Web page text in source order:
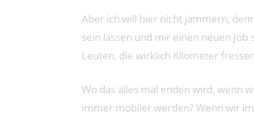
Aber ich will hier nicht jammern,
sein lassen und mir einen neuen
Leuten, die wirklich Kilometer
Wo das alles mal enden wird, wenn
immer mobiler werden? Wenn wir